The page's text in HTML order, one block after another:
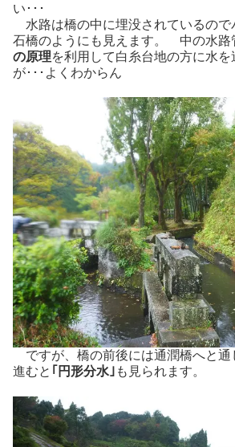
い･･･
水路は橋の中に埋没されているので
石橋のようにも見えます。 中の水路
の原理を利用して白糸台地の方に水
が･･･よくわからん
ですが、橋の前後には通潤橋へと通
進むと ｢円形分水｣ も見られます。